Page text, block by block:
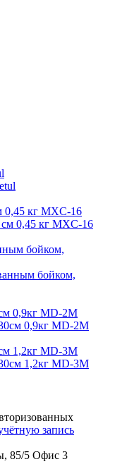
0,45 кг MXC-16
бойком,
0,9кг MD-2M
1,2кг MD-3M
запись
85/5 Офис 3